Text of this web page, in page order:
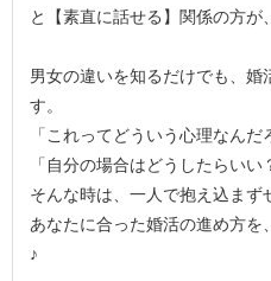
と【素直に話せる】関係の方が
男女の違いを知るだけでも、婚
す。
「これってどういう心理なんだ
「自分の場合はどうしたらいい
そんな時は、一人で抱え込まず
あなたに合った婚活の進め方を
♪